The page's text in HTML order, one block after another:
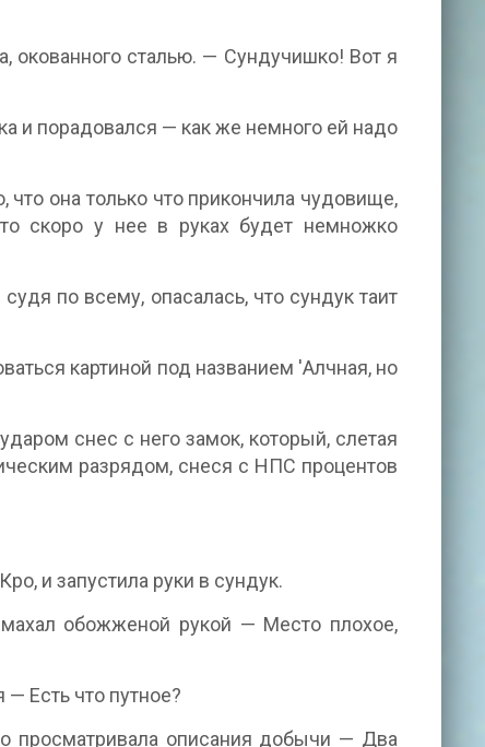
окованного сталью. — Сундучишко! Вот я
и порадовался — как же немного ей надо
она только что прикончила чудовище,
скоро у нее в руках будет немножко
по всему, опасалась, что сундук таит
картиной под названием 'Алчная, но
снес с него замок, который, слетая
разрядом, снеся с НПС процентов
и запустила руки в сундук.
обожженой рукой — Место плохое,
Есть что путное?
просматривала описания добычи — Два